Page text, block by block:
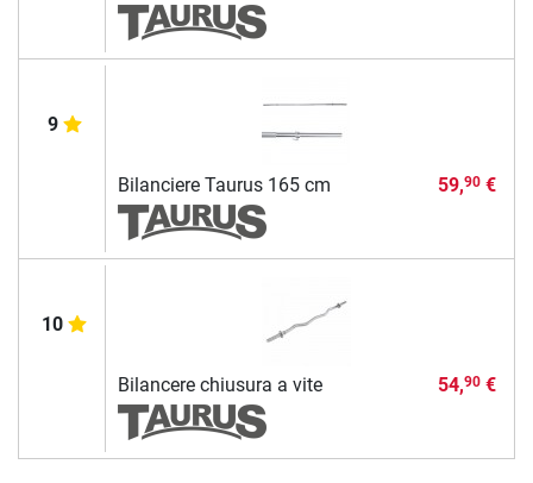
9
Bilanciere Taurus 165 cm 59,90€
10
Bilancere chiusura a vite 54,90€